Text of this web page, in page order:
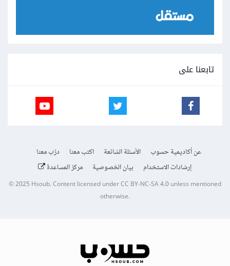
تابعنا على
عن أكاديمية حسوب الأسئلة الشائعة اكتب معنا
درّب معنا
إرشادات الاستخدام
بيان الخصوصية مركز المساعدة
© 2025Hsoub.Content licensed underCC BY-NC-SA 4.0unless mentioned
otherwise.